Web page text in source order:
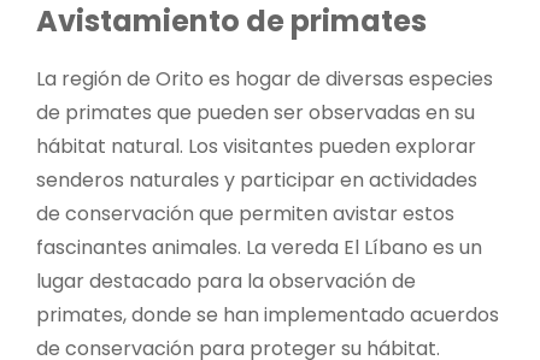
Avistamiento de primates
La región de Orito es hogar de diversas especies
de primates que pueden ser observadas en su
hábitat natural. Los visitantes pueden explorar
senderos naturales y participar en actividades
de conservación que permiten avistar estos
fascinantes animales. La vereda El Líbano es un
lugar destacado para la observación de
primates, donde se han implementado acuerdos
de conservación para proteger su hábitat.